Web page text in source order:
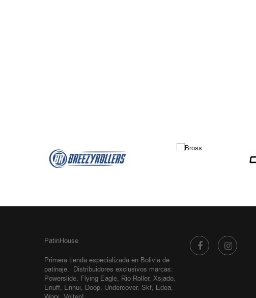
PatinHouse
Primera tienda especializada en Bolivia de
patinaje. Distribuidores exclusivos marcas:
Powerslide, Flying Eagle, Rio Roller, Xsjado,
Enuff, Ennui, Doop, Undercover, Skf, Edea,